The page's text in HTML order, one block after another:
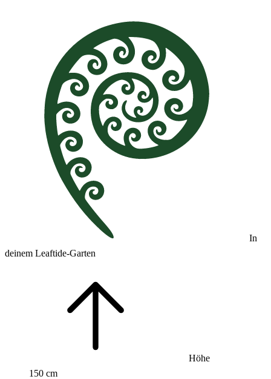
In
deinem Leaftide-Garten
Höhe
150 cm